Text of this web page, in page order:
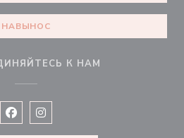
НАВЫНОС
К НАМ
Facebook ((открывается в новом
Instagram ((открывается в